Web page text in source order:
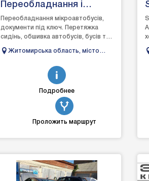
Переобладнання і
обшивка авто
Переобладнання мікроавтобусів,
документи під ключ. Перетяжка
сидінь, обшивка автобусів, бусів та
дивани, автоно...
Житомирська область, місто
Подробнее
Проложить маршрут